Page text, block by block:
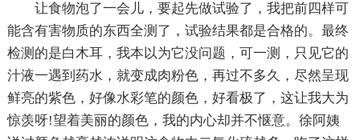
让食物泡了一会儿，要起先做试验了，我把前四样可
能含有害物质的东西全测了，试验结果都是合格的。最终
检测的是白木耳，我本以为它没问题，可一测，只见它的
汁液一遇到药水，就变成肉粉色，再过不多久，尽然呈现
鲜亮的紫色，好像水彩笔的颜色，好看极了，这让我大为
惊羡呀!望着美丽的颜色，我的内心却并不惬意。徐阿姨